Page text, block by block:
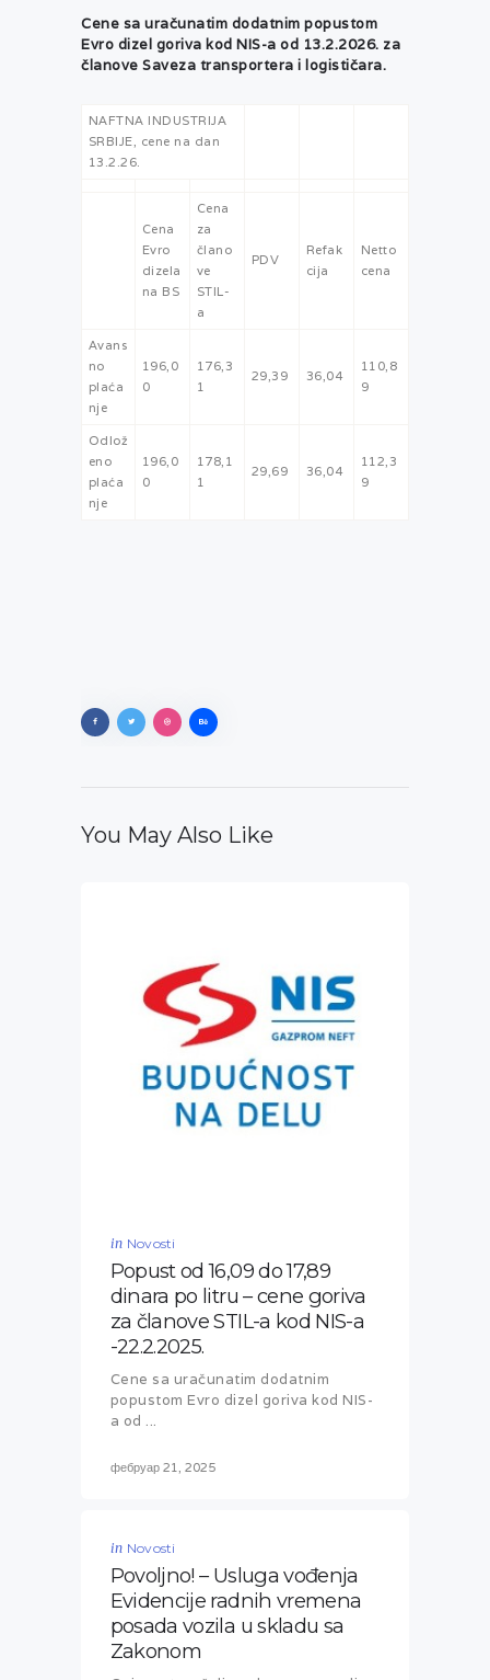
Cene sa uračunatim dodatnim popustom
Evro dizel goriva kod NIS-a od 13.2.2026. za
članove Saveza transportera i logističara.
NAFTNA INDUSTRIJA
SRBIJE, cene na dan
13.2.26.
Cena
Evro
dizela
na BS
Cena
za
člano
ve
STIL-
a
PDV
Refak
cija
Netto
cena
Avans
no
plaća
nje
196,0
0
176,3
1
29,39 36,04
110,8
9
Odlož
eno
plaća
nje
196,0
0
178,1
1
29,69 36,04
112,3
9
You May Also Like
in Novosti
Popust od 16,09 do 17,89
dinara po litru – cene goriva
za članove STIL-a kod NIS-a
-22.2.2025.
Cene sa uračunatim dodatnim
popustom Evro dizel goriva kod NIS-
a od ...
фебруар 21, 2025
in Novosti
Povoljno! – Usluga vođenja
Evidencije radnih vremena
posada vozila u skladu sa
Zakonom